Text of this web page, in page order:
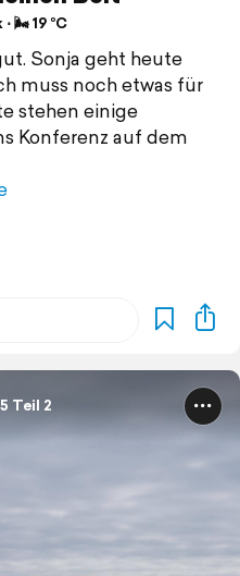
🌬 19 °C
Sonja geht heute
muss noch etwas für
stehen einige
Konferenz auf dem
Teil 2